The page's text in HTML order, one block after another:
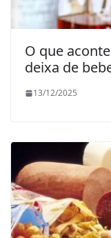
O que
deixa de
13/12/2025